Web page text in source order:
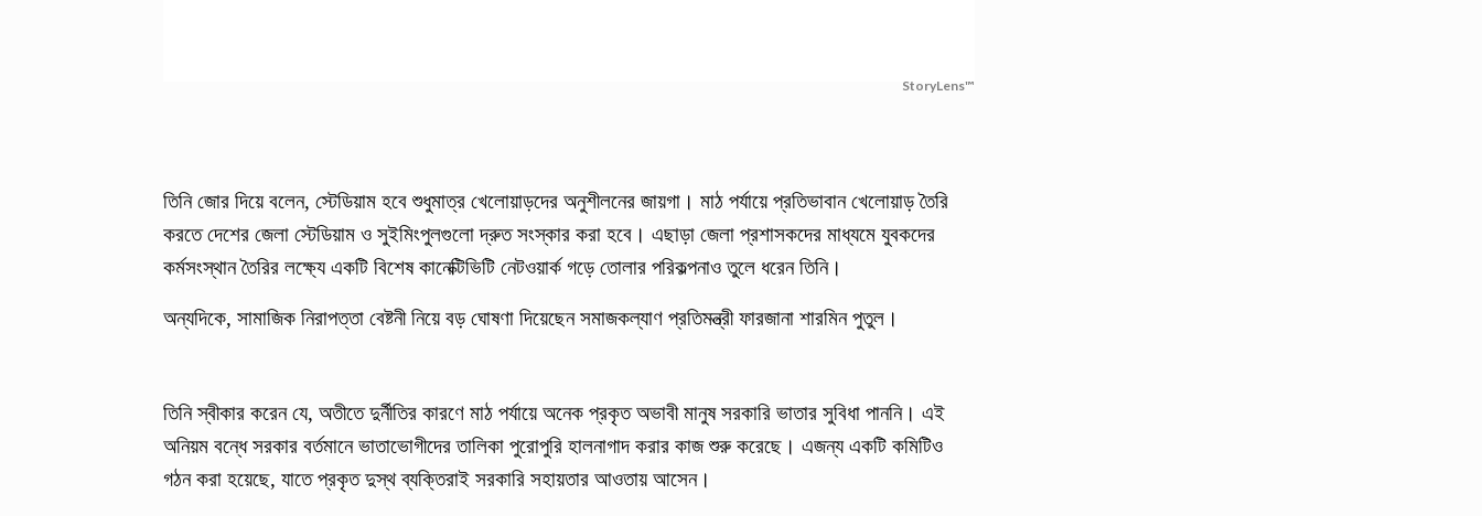
StoryLens™
তিনি জোর দিয়ে বলেন, স্টেডিয়াম হবে শুধুমাত্র খেলোয়াড়দের অনুশীলনের জায়গা। মাঠ পর্যায়ে প্রতিভাবান খেলোয়াড় তৈরি
করতে দেশের জেলা স্টেডিয়াম ও সুইমিংপুলগুলো দ্রুত সংস্কার করা হবে। এছাড়া জেলা প্রশাসকদের মাধ্যমে যুবকদের
কর্মসংস্থান তৈরির লক্ষ্যে একটি বিশেষ কানেক্টিভিটি নেটওয়ার্ক গড়ে তোলার পরিকল্পনাও তুলে ধরেন তিনি।
অন্যদিকে, সামাজিক নিরাপত্তা বেষ্টনী নিয়ে বড় ঘোষণা দিয়েছেন সমাজকল্যাণ প্রতিমন্ত্রী ফারজানা শারমিন পুতুল।
তিনি স্বীকার করেন যে, অতীতে দুর্নীতির কারণে মাঠ পর্যায়ে অনেক প্রকৃত অভাবী মানুষ সরকারি ভাতার সুবিধা পাননি। এই
অনিয়ম বন্ধে সরকার বর্তমানে ভাতাভোগীদের তালিকা পুরোপুরি হালনাগাদ করার কাজ শুরু করেছে। এজন্য একটি কমিটিও
গঠন করা হয়েছে, যাতে প্রকৃত দুস্থ ব্যক্তিরাই সরকারি সহায়তার আওতায় আসেন।